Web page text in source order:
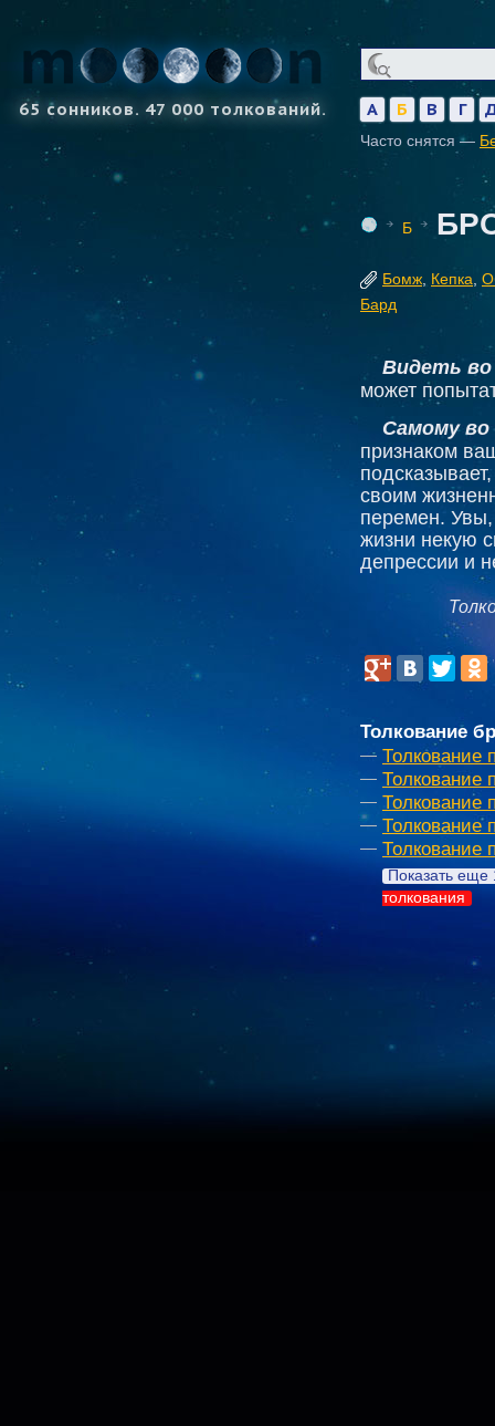
65 сонников. 47 000 толкований. А Б В Г
Часто снятся —
Б
Бомж Кепка
Бард
Видеть во
может
Самому
признаком
своим
перемен.
жизни некую
депрессии и
Толкование
Толкование
Толкование
Толкование
Толкование
Толкование
Показать еще
толкования